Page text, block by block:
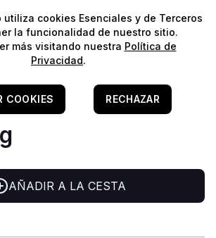
para pedidos superiores a 60€!*⭐️
/Areias & Areões
Sand Size 1-
AÑADIR A LA CESTA
cookies Esenciales y de Terceros
la funcionalidad de nuestro sitio.
más visitando nuestra Política de
Privacidad.
COOKIES RECHAZAR